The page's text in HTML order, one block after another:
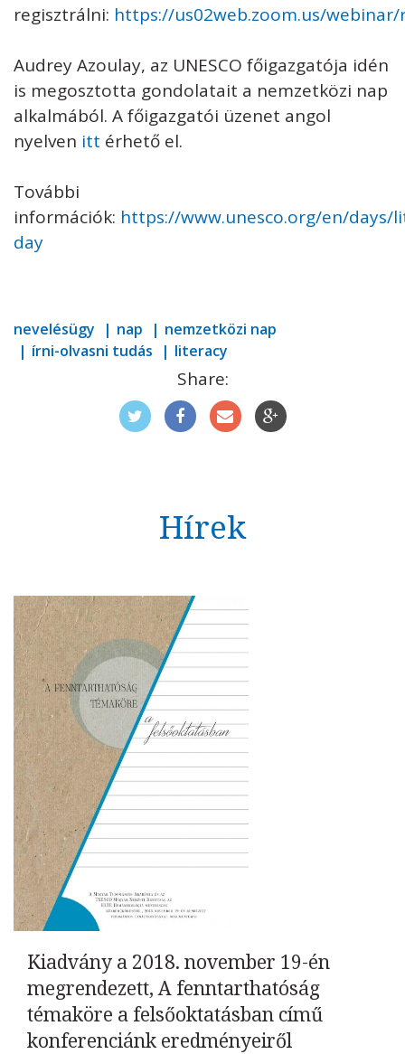
regisztrálni: https://us02web.zoom.us/webinar/
Audrey Azoulay, az UNESCO főigazgatója idén
is megosztotta gondolatait a nemzetközi nap
alkalmából. A főigazgatói üzenet angol
nyelven itt érhető el.
További
információk: https://www.unesco.org/en/days/
day
nevelésügy nap
nemzetközi nap
írni-olvasni tudás
literacy
Share:
Hírek
Kiadvány a 2018. november 19-én
megrendezett, A fenntarthatóság
témaköre a felsőoktatásban című
konferenciánk eredményeiről